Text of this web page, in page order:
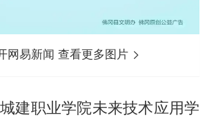
网易新闻 查看更多图片
建职业学院未来技术应用学